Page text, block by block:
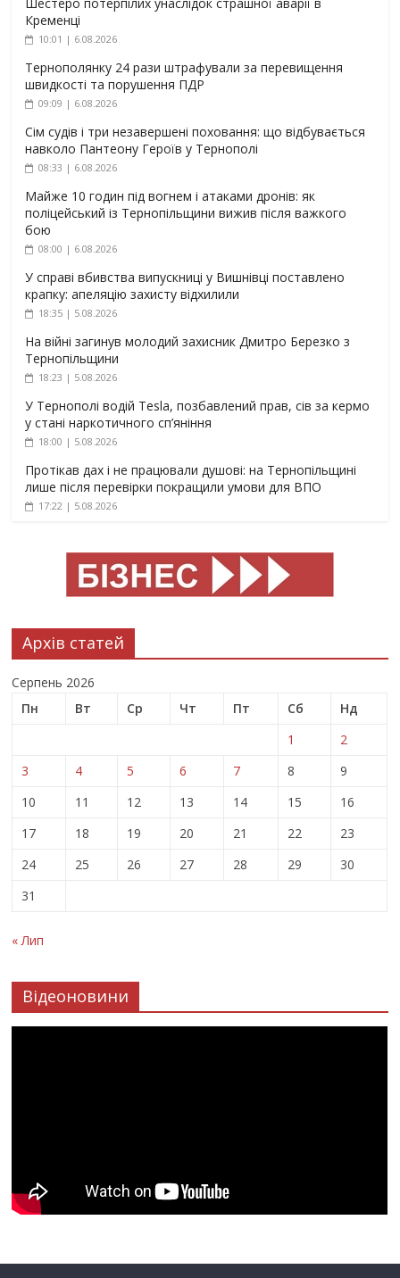
Кременці
10:01 | 6.08.2026
Тернополянку 24 рази штрафували за перевищення
швидкості та порушення ПДР
09:09 | 6.08.2026
Сім судів і три незавершені поховання: що відбувається
навколо Пантеону Героїв у Тернополі
08:33 | 6.08.2026
Майже 10 годин під вогнем і атаками дронів: як
поліцейський із Тернопільщини вижив після важкого
бою
08:00 | 6.08.2026
У справі вбивства випускниці у Вишнівці поставлено
крапку: апеляцію захисту відхилили
18:35 | 5.08.2026
На війні загинув молодий захисник Дмитро Березко з
Тернопільщини
18:23 | 5.08.2026
У Тернополі водій Tesla, позбавлений прав, сів за кермо
у стані наркотичного сп’яніння
18:00 | 5.08.2026
Протікав дах і не працювали душові: на Тернопільщині
лише після перевірки покращили умови для ВПО
17:22 | 5.08.2026
Архів статей
Серпень 2026
Пн
Вт Ср Чт Пт Сб
Нд
1
2
3
4 5 6 7 8
9
10
11 12 13 14 15
16
17
18 19 20 21 22
23
24
25 26 27 28 29
30
31
« Лип
Відеоновини